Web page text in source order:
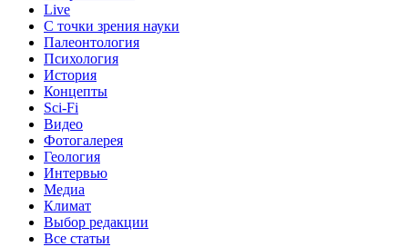
Live
С точки зрения науки
Палеонтология
Психология
История
Концепты
Sci-Fi
Видео
Фотогалерея
Геология
Интервью
Медиа
Климат
Выбор редакции
Все статьи